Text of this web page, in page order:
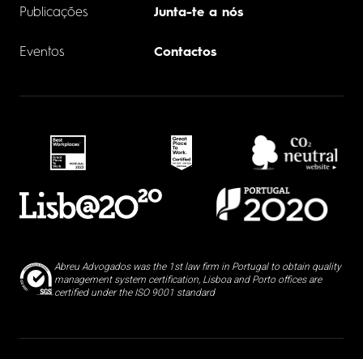
Publicações
Eventos
Junta-te a nós
Contactos
Abreu Advogados was the 1st law firm in Portugal to obtain quality
management system certification, Lisboa and Porto offices are
certified under the ISO 9001 standard